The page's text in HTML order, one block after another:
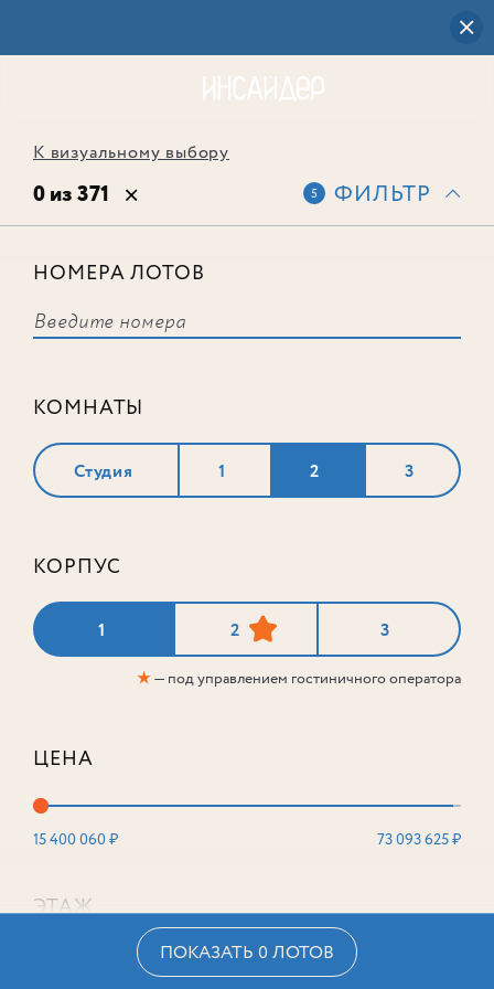
К визуальному выбору
0 из 371 5 ФИЛЬТР
НОМЕРА ЛОТОВ
КОМНАТЫ
Студия 1 2 3
КОРПУС
1 2 3
★— под управлением гостиничного оператора
ЦЕНА
15 400 060 ₽ 73 093 625 ₽
ЭТАЖ
ПОКАЗАТЬ 0 ЛОТОВ
соответствует ни одного лота